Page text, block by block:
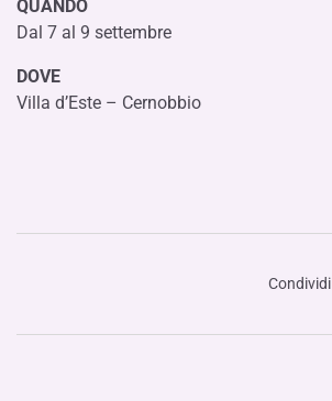
QUANDO
Dal 7 al 9 settembre
DOVE
Villa d’Este – Cernobbio
Condividi